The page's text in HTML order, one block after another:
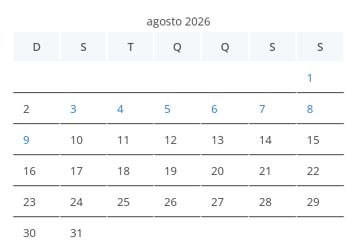
agosto 2026
D
S T Q Q S S
1
2 3 4 5 6 7 8
9 10 11 12 13 14 15
16 17 18 19 20 21 22
23 24 25 26 27 28 29
30 31